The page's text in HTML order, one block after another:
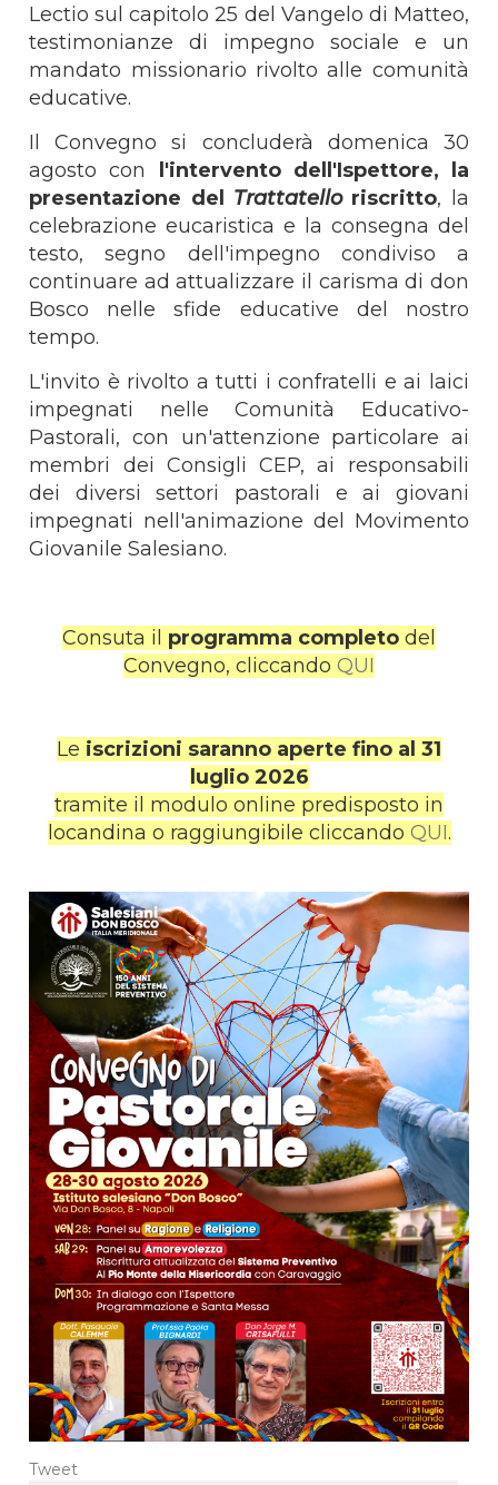
Lectio sul capitolo 25 del Vangelo di Matteo,
testimonianze di impegno sociale e un
mandato missionario rivolto alle comunità
educative.
Il Convegno si concluderà domenica 30
agosto con l'intervento dell'Ispettore, la
presentazione del Trattatelloriscritto, la
celebrazione eucaristica e la consegna del
testo, segno dell'impegno condiviso a
continuare ad attualizzare il carisma di don
Bosco nelle sfide educative del nostro
tempo.
L'invito è rivolto a tutti i confratelli e ai laici
impegnati nelle Comunità Educativo-
Pastorali, con un'attenzione particolare ai
membri dei Consigli CEP, ai responsabili
dei diversi settori pastorali e ai giovani
impegnati nell'animazione del Movimento
Giovanile Salesiano.
Consuta il programma completo del
Convegno, cliccando QUI
Le iscrizioni saranno aperte fino al 31
luglio 2026
tramite il modulo online predisposto in
locandina o raggiungibile cliccando QUI.
Tweet